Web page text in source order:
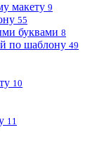
макету 9
55
буквами 8
по шаблону 49
10
11